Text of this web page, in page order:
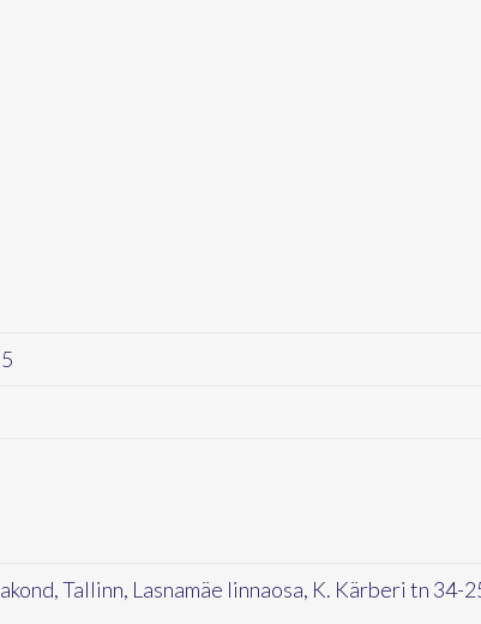
Tallinn, Lasnamäe linnaosa, K. Kärberi tn 34-